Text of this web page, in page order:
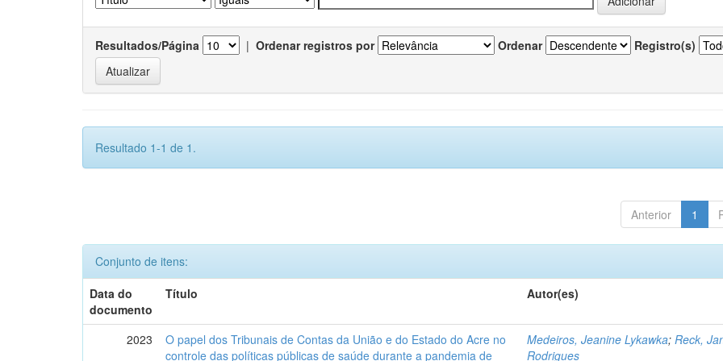
Resultados/Página | Ordenar registros por Ordenar Registro(s)
Resultado 1-1 de 1.
Anterior 1
Conjunto de itens:
Data do
documento
Título Autor(es)
2023
O papel dos Tribunais de Contas da União e do Estado do Acre no
controle das políticas públicas de saúde durante a pandemia de
Medeiros, Jeanine Lykawka;Reck,
Rodrigues